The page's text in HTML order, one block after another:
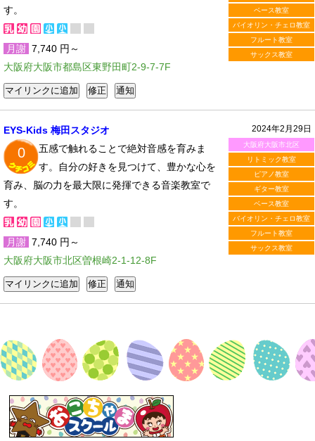
ベース教室
バイオリン・チェロ教室
フルート教室
サックス教室
す。
月謝 7,740 円～
大阪府大阪市都島区東野田町2-9-7-7F
2024年2月29日
大阪府大阪市北区
リトミック教室
ピアノ教室
ギター教室
ベース教室
バイオリン・チェロ教室
フルート教室
サックス教室
EYS-Kids 梅田スタジオ
0
五感で触れることで絶対音感を育みま
す。自分の好きを見つけて、豊かな心を
育み、脳の力を最大限に発揮できる音楽教室で
す。
月謝 7,740 円～
大阪府大阪市北区曽根崎2-1-12-8F